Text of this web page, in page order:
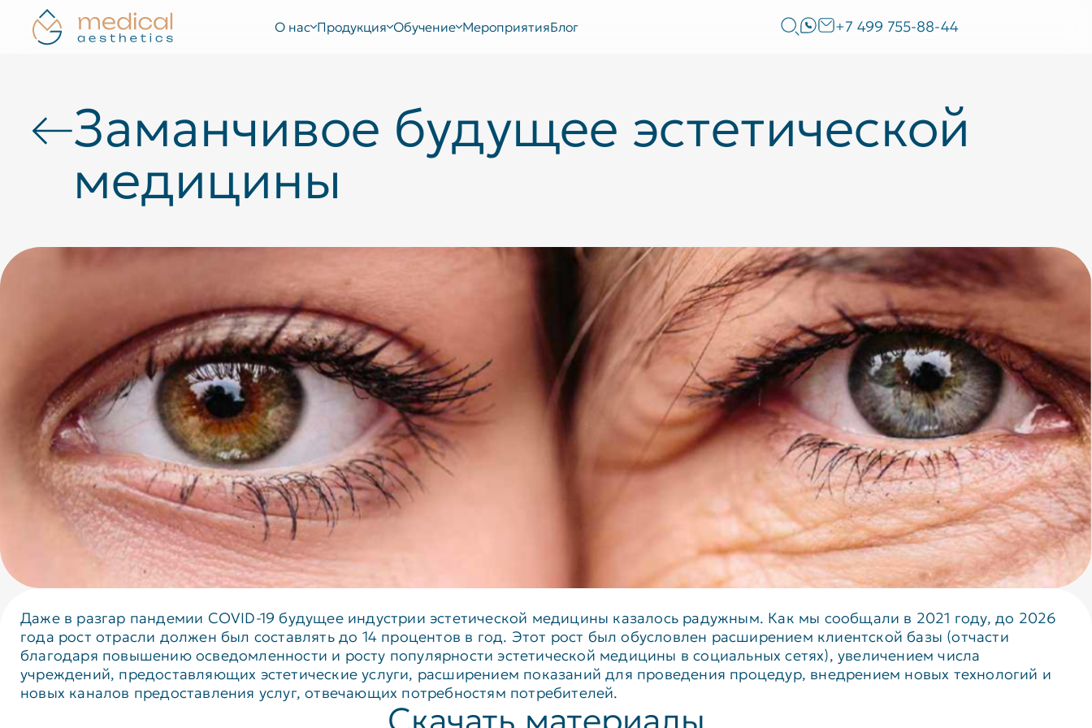
О нас Продукция Обучение МероприятияБлог +7 499 755-88-44
Заманчивое будущее эстетической
медицины
Даже в разгар пандемии COVID-19 будущее индустрии эстетической медицины казалось радужным. Как мы сообщали в 2021 году, до 2026
года рост отрасли должен был составлять до 14 процентов в год. Этот рост был обусловлен расширением клиентской базы (отчасти
благодаря повышению осведомленности и росту популярности эстетической медицины в социальных сетях), увеличением числа
учреждений, предоставляющих эстетические услуги, расширением показаний для проведения процедур, внедрением новых технологий и
новых каналов предоставления услуг, отвечающих потребностям потребителей.